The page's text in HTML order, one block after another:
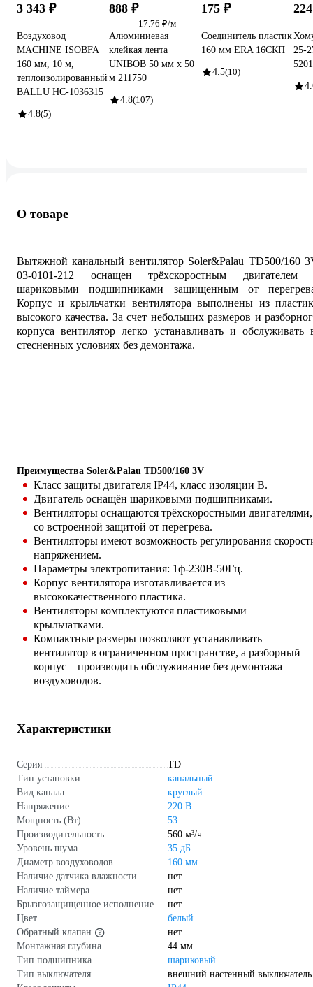
3 343 ₽
Воздуховод
MACHINE ISOBFA
160 мм, 10 м,
теплоизолированный
BALLU НС-1036315
4.8(5)
888 ₽
17.76 ₽/м
Алюминиевая
клейкая лента
UNIBOB 50 мм х 50
м 211750
4.8(107)
175 ₽
Соединитель пластик
160 мм ERA 16СКП
4.5(10)
25-
О товаре
Вытяжной канальный вентилятор Soler&Palau TD500/160
03-0101-212 оснащен трёхскоростным двигателем
шариковыми подшипниками защищенным от
Корпус и крыльчатки вентилятора выполнены из
высокого качества. За счет небольших размеров и
корпуса вентилятор легко устанавливать и обслуживать
стесненных условиях без демонтажа.
Преимущества Soler&Palau TD500/160 3V
Класс защиты двигателя IP44, класс изоляции В.
Двигатель оснащён шариковыми подшипниками.
Вентиляторы оснащаются трёхскоростными двигателями,
со встроенной защитой от перегрева.
Вентиляторы имеют возможность регулирования
напряжением.
Параметры электропитания: 1ф-230В-50Гц.
Корпус вентилятора изготавливается из
высококачественного пластика.
Вентиляторы комплектуются пластиковыми
крыльчатками.
Компактные размеры позволяют устанавливать
вентилятор в ограниченном пространстве, а разборный
корпус – производить обслуживание без демонтажа
воздуховодов.
Характеристики
Серия
TD
Тип установки
канальный
Вид канала
круглый
Напряжение
220 В
Мощность (Вт)
53
Производительность
560 м³/ч
Уровень шума
35 дБ
Диаметр воздуховодов
160 мм
Наличие датчика влажности
нет
Наличие таймера
нет
Брызгозащищенное исполнение
нет
Цвет
белый
Обратный клапан
нет
Монтажная глубина
44 мм
Тип подшипника
шариковый
Тип выключателя
внешний настенный выключатель